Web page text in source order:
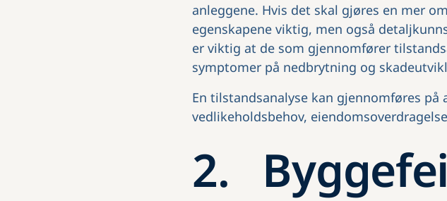
anleggene. Hvis det skal gjøres en mer
egenskapene viktig, men også
er viktig at de som gjennomfører
symptomer på nedbrytning og
En tilstandsanalyse kan gjennomføres
vedlikeholdsbehov,
2.